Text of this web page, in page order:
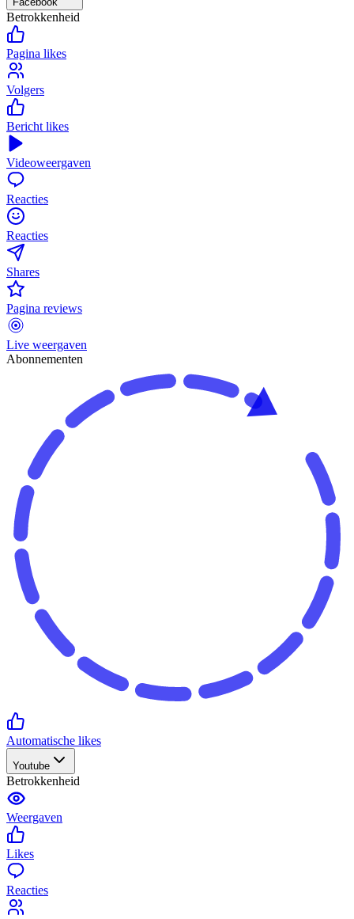
Betrokkenheid
Pagina likes
Volgers
Bericht likes
Videoweergaven
Reacties
Reacties
Shares
Pagina reviews
Live weergaven
Abonnementen
Automatische likes
Youtube
Betrokkenheid
Weergaven
Likes
Reacties